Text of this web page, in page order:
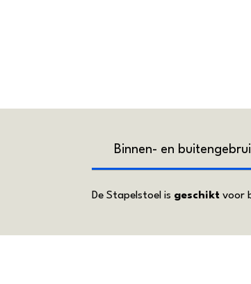
Binnen- en
De Stapelstoel is geschikt voor